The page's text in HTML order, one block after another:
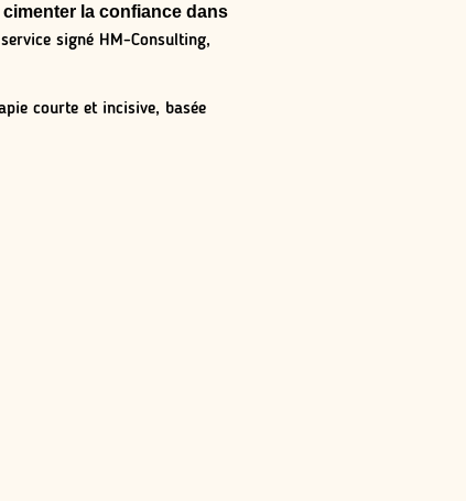
la confiance dans
signé HM-Consulting,
courte et incisive, basée